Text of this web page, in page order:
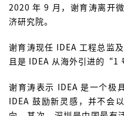
2020 年 9 月，谢育涛离开
济研究院。
谢育涛现任 IDEA 工程总监
且是 IDEA 从海外引进的“1
谢育涛表示 IDEA 是一个极
IDEA 鼓励新灵感，并不会